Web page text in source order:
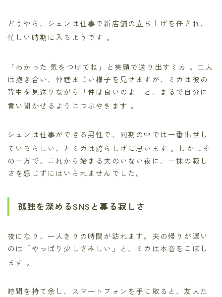
どうやら、シュンは仕事で新店舗の立ち上げを任され、
忙しい時期に入るようです 。
「わかった 気をつけてね」と笑顔で送り出すミカ 。二人
は抱き合い、仲睦まじい様子を見せますが、ミカは彼の
背中を見送りながら「仲は良いのよ」と、まるで自分に
言い聞かせるようにつぶやきます 。
シュンは仕事ができる男性で、同期の中では一番出世し
ているらしい、とミカは誇らしげに思います 。しかしそ
の一方で、これから始まる夫のいない夜に、一抹の寂し
さを感じずにはいられませんでした。
孤独を深めるSNSと募る寂しさ
夜になり、一人きりの時間が訪れます。夫の帰りが遅い
のは「やっぱり少しさみしい」と、ミカは本音をこぼし
ます 。
時間を持て余し、スマートフォンを手に取ると、友人た